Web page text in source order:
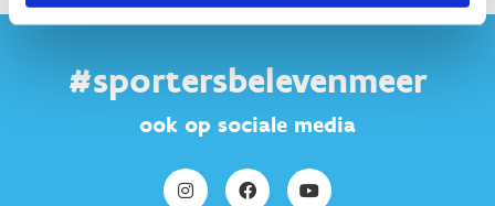
#sportersbelevenmeer
ook op sociale media